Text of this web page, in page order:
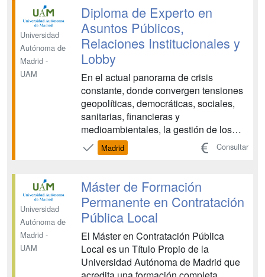
avanzada como en la práctica
profesional...
Universidad
Autónoma de
Madrid -
UAM
Diploma de Experto en
Asuntos Públicos,
Relaciones Institucionales y
Lobby
En el actual panorama de crisis
constante, donde convergen tensiones
geopolíticas, democráticas, sociales,
sanitarias, financieras y
medioambientales, la gestión de los
asuntos públicos, las relaciones
institucionales y el lobby se destacan
Las empresas y organizaciones de la
sociedad civil buscan fortalecer sus ...
Madrid Consultar
Universidad
Autónoma de
Madrid -
UAM
Máster de Formación
Permanente en Contratación
Pública Local
El Máster en Contratación Pública
Local es un Título Propio de la
Universidad Autónoma de Madrid que